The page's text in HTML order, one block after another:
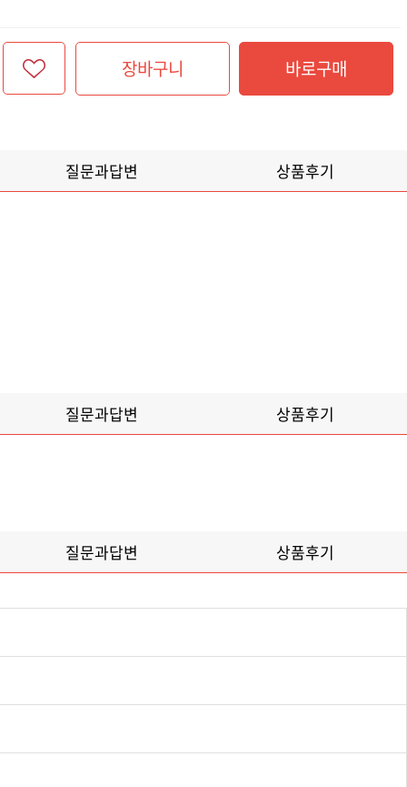
장바구니 바로구매
질문과답변 상품후기
질문과답변 상품후기
질문과답변 상품후기